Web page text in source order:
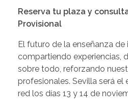
Reserva tu plaza y
Provisional
El futuro de la enseñanza
compartiendo experiencias,
sobre todo, reforzando
profesionales. Sevilla será el
red los días 13 y 14 de